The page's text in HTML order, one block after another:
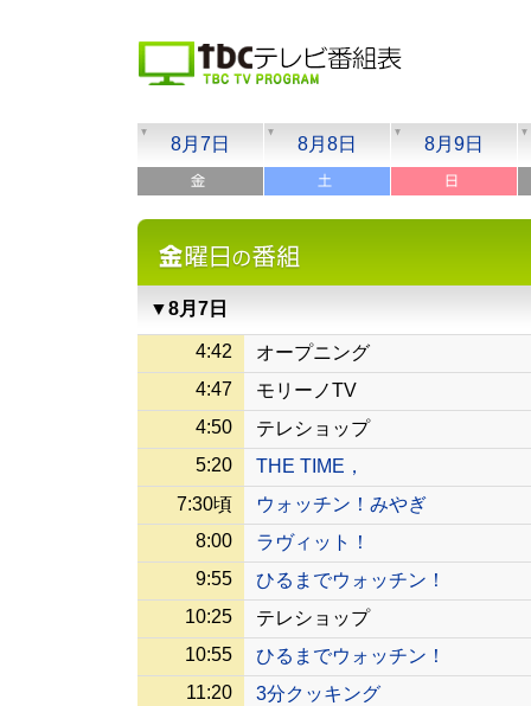
8月7日 8月8日 8月9日
▼8月7日
4:42
オープニング
4:47
モリーノTV
4:50
テレショップ
5:20
THE TIME，
7:30頃
ウォッチン！みやぎ
8:00
ラヴィット！
9:55
ひるまでウォッチン！
10:25
テレショップ
10:55
ひるまでウォッチン！
11:20
3分クッキング